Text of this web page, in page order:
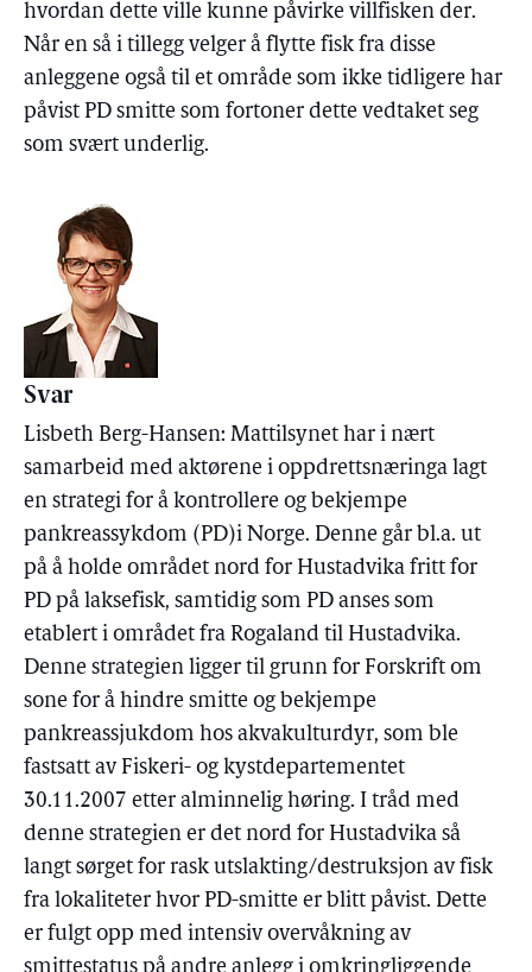
hvordan dette ville kunne påvirke villfisken der.
Når en så i tillegg velger å flytte fisk fra disse
anleggene også til et område som ikke tidligere har
påvist PD smitte som fortoner dette vedtaket seg
som svært underlig.
Svar
Lisbeth Berg-Hansen: Mattilsynet har i nært
samarbeid med aktørene i oppdrettsnæringa lagt
en strategi for å kontrollere og bekjempe
pankreassykdom (PD)i Norge. Denne går bl.a. ut
på å holde området nord for Hustadvika fritt for
PD på laksefisk, samtidig som PD anses som
etablert i området fra Rogaland til Hustadvika.
Denne strategien ligger til grunn for Forskrift om
sone for å hindre smitte og bekjempe
pankreassjukdom hos akvakulturdyr, som ble
fastsatt av Fiskeri- og kystdepartementet
30.11.2007 etter alminnelig høring. I tråd med
denne strategien er det nord for Hustadvika så
langt sørget for rask utslakting/destruksjon av fisk
fra lokaliteter hvor PD-smitte er blitt påvist. Dette
er fulgt opp med intensiv overvåkning av